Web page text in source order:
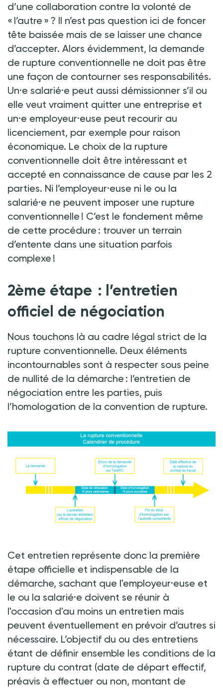
d’une collaboration contre la volonté de
« l’autre » ? Il n’est pas question ici de foncer
tête baissée mais de se laisser une chance
d’accepter. Alors évidemment, la demande
de rupture conventionnelle ne doit pas être
une façon de contourner ses responsabilités.
Un·e salarié·e peut aussi démissionner s’il ou
elle veut vraiment quitter une entreprise et
un·e employeur·euse peut recourir au
licenciement, par exemple pour raison
économique. Le choix de la rupture
conventionnelle doit être intéressant et
accepté en connaissance de cause par les 2
parties. Ni l’employeur·euse ni le ou la
salarié·e ne peuvent imposer une rupture
conventionnelle ! C’est le fondement même
de cette procédure : trouver un terrain
d’entente dans une situation parfois
complexe !
2ème étape : l’entretien
officiel de négociation
Nous touchons là au cadre légal strict de la
rupture conventionnelle. Deux éléments
incontournables sont à respecter sous peine
de nullité de la démarche : l’entretien de
négociation entre les parties, puis
l’homologation de la convention de rupture.
Cet entretien représente donc la première
étape officielle et indispensable de la
démarche, sachant que l'employeur·euse et
le ou la salarié·e doivent se réunir à
l'occasion d'au moins un entretien mais
peuvent éventuellement en prévoir d’autres si
nécessaire. L’objectif du ou des entretiens
étant de définir ensemble les conditions de la
rupture du contrat (date de départ effectif,
préavis à effectuer ou non, montant de